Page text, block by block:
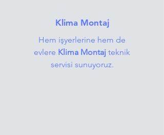
Klima Montaj
Hem işyerlerine hem de
evlere Klima Montaj teknik
servisi sunuyoruz.